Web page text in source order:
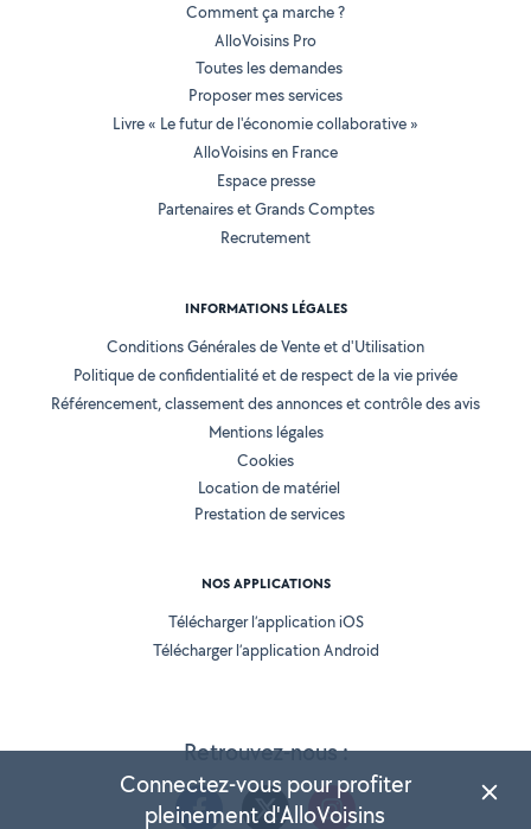
Retrouvez-nous :
Comment ça marche ?
AlloVoisins Pro
Toutes les demandes
Proposer mes services
Livre « Le futur de l'économie collaborative »
AlloVoisins en France
Espace presse
Partenaires et Grands Comptes
Recrutement
INFORMATIONS LÉGALES
Conditions Générales de Vente et d'Utilisation
Politique de confidentialité et de respect de la vie privée
Référencement, classement des annonces et contrôle des avis
Mentions légales
Cookies
Location de matériel
Prestation de services
NOS APPLICATIONS
Télécharger l’application iOS
Télécharger l’application Android
Connectez-vous pour profiter
pleinement d'AlloVoisins